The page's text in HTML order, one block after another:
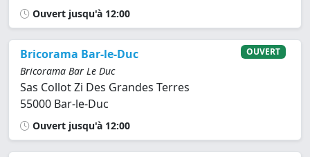
Ouvert jusqu'à 12:00
Bricorama Bar-le-Duc
Bricorama Bar Le Duc
Sas Collot Zi Des Grandes Terres
55000 Bar-le-Duc
OUVERT
Ouvert jusqu'à 12:00